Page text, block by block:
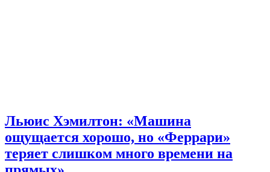
Льюис Хэмилтон: «Машина
ощущается хорошо, но «Феррари»
теряет слишком много времени на